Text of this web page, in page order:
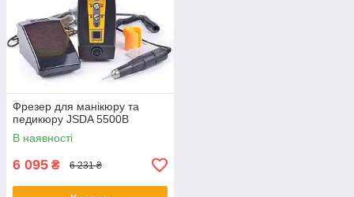
Фрезер для манікюру та
педикюру JSDA 5500В
В наявності
6 095 ₴ 6 231 ₴